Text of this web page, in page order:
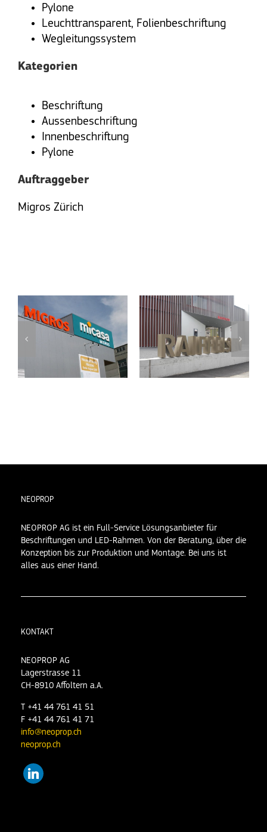
Pylone
Leuchttransparent, Folienbeschriftung
Wegleitungssystem
Kategorien
Beschriftung
Aussenbeschriftung
Innenbeschriftung
Pylone
Auftraggeber
Migros Zürich
MICASA RAIFFEISEN
NEOPROP
NEOPROP AG ist ein Full-Service Lösungsanbieter für
Beschriftungen und LED-Rahmen. Von der Beratung, über die
Konzeption bis zur Produktion und Montage. Bei uns ist
alles aus einer Hand.
KONTAKT
NEOPROP AG
Lagerstrasse 11
CH-8910 Affoltern a.A.
T +41 44 761 41 51
F +41 44 761 41 71
info@neoprop.ch
neoprop.ch